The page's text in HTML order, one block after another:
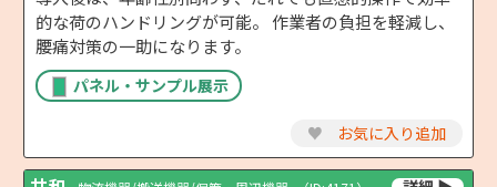
的な荷のハンドリングが可能。 作業者の負担を軽減し、
腰痛対策の一助になります。
パネル・サンプル展示
♥ お気に入り追加